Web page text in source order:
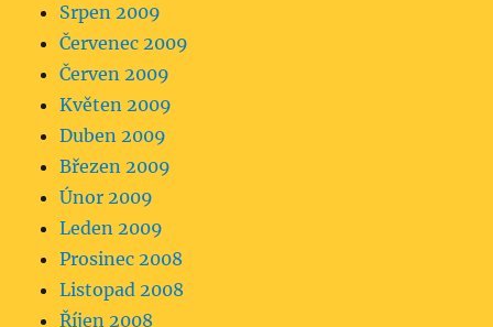
Srpen 2009
Červenec 2009
Červen 2009
Květen 2009
Duben 2009
Březen 2009
Únor 2009
Leden 2009
Prosinec 2008
Listopad 2008
Říjen 2008